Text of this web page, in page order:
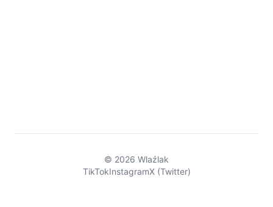
© 2026 Wlaźlak
TikTokInstagramX (Twitter)